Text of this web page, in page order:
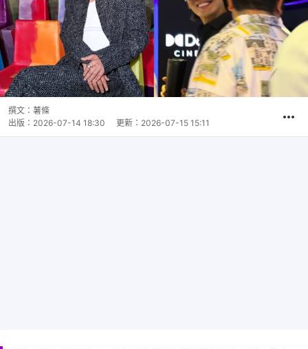
撰文： 薯條
出版： 2026-07-14 18:30 更新： 2026-07-15 15:11